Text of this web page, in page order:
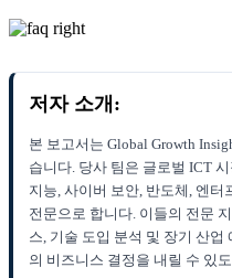
저자 소개:
본 보고서는 Global Growth
습니다. 당사 팀은 글로벌 ICT
지능, 사이버 보안, 반도체, 엔
전문으로 합니다. 이들의 전문
스, 기술 도입 분석 및 장기 산
의 비즈니스 결정을 내릴 수 있